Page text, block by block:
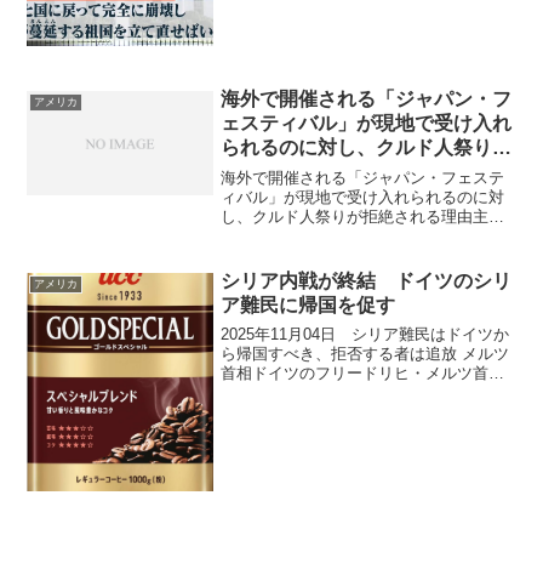
アメリカ
海外で開催される「ジャパン・フ
ェスティバル」が現地で受け入れ
られるのに対し、クルド人祭りが
拒絶される理由
海外で開催される「ジャパン・フェステ
ィバル」が現地で受け入れられるのに対
し、クルド人祭りが拒絶される理由主な
パン・フェスティバルは、日本文化を紹
介して現地住民とつながる...
アメリカ
シリア内戦が終結 ドイツのシリ
ア難民に帰国を促す
2025年11月04日 シリア難民はドイツか
ら帰国すべき、拒否する者は追放 メルツ
首相ドイツのフリードリヒ・メルツ首相